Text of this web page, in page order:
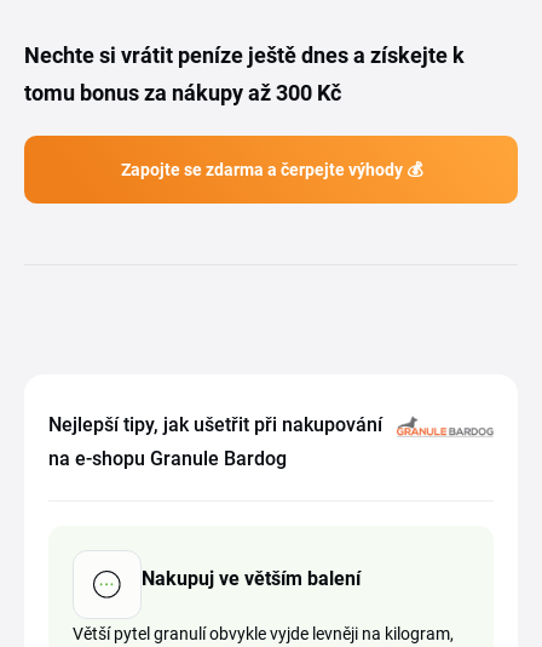
Nechte si vrátit peníze ještě dnes a získejte k
tomu bonus za nákupy až 300 Kč
Zapojte se zdarma a čerpejte výhody 💰
Nejlepší tipy, jak ušetřit při nakupování
na e-shopu Granule Bardog
Nakupuj ve větším balení
Větší pytel granulí obvykle vyjde levněji na kilogram,